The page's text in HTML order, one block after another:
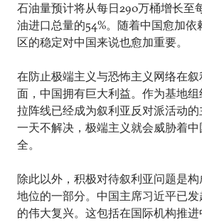
石油量预计将从每日290万桶增长至
油进口总量的54%。随着中国愈加
区的稳定对中国来说也愈加重要。
在防止极端主义与恐怖主义网络在
面，中国拥有巨大利益。作为基地
拉阵线已经成为叙利亚反对派活动
一天不解决，极端主义就会威胁着
全。
除此以外，积极对待叙利亚问题是
地位的一部分。中国主席习近平已
的伟大复兴。这包括在国际机构推